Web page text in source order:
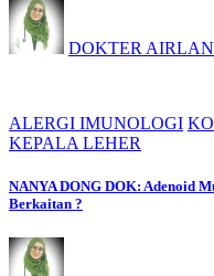
DOKTER
ALERGI IMUNOLOGI
KEPALA LEHER
NANYA DONG DOK: Adenoid
Berkaitan ?